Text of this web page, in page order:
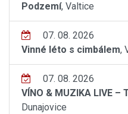
Podzemí, Valtice
07. 08. 2026
Vinné léto s cimbálem,
07. 08. 2026
VÍNO & MUZIKA LIVE –
Dunajovice